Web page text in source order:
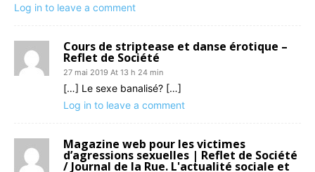
Log in to leave a comment
Cours de striptease et danse érotique –
Reflet de Société
27 mai 2019 At 13 h 24 min
[…] Le sexe banalisé? […]
Log in to leave a comment
Magazine web pour les victimes
d’agressions sexuelles | Reflet de Société
/ Journal de la Rue. L'actualité sociale et